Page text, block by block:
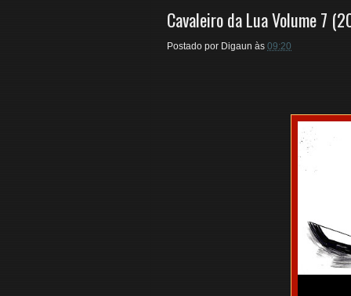
Cavaleiro da Lua Volume 7
Postado por Digaun às 09:20